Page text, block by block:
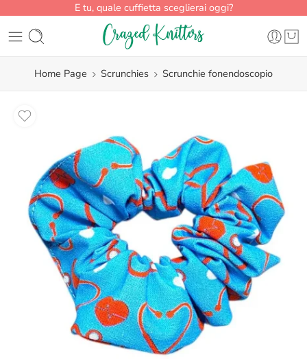
E tu, quale cuffietta sceglierai oggi?
Home Page Scrunchies Scrunchie fonendoscopio